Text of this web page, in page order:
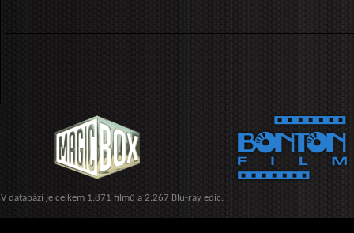
V databázi je celkem 1.871 filmů a 2.267 Blu-ray edic.